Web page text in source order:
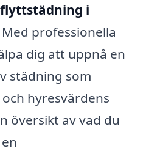
flyttstädning i
professionella
dig att uppnå en
städning som
hyresvärdens
översikt av vad du